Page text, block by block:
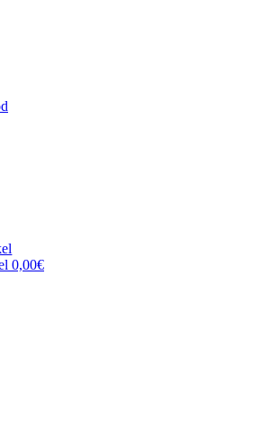
0,00€